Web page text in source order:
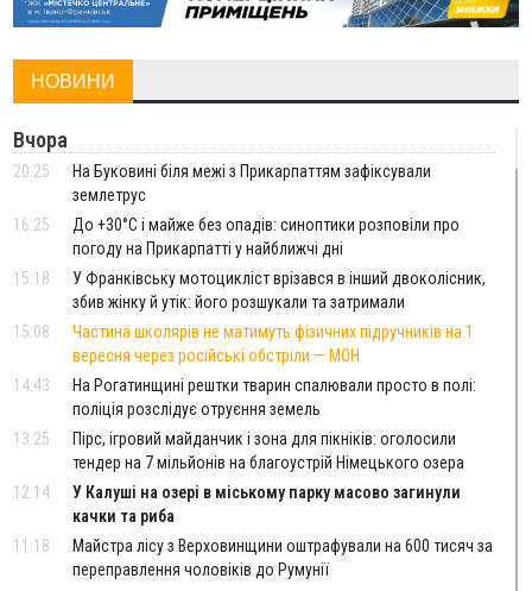
НОВИНИ
Вчора
20:25
На Буковині біля межі з Прикарпаттям зафіксували
землетрус
16:25
До +30°C і майже без опадів: синоптики розповіли про
погоду на Прикарпатті у найближчі дні
15:18
У Франківську мотоцикліст врізався в інший двоколісник,
збив жінку й утік: його розшукали та затримали
15:08
Частина школярів не матимуть фізичних підручників на 1
вересня через російські обстріли — МОН
14:43
На Рогатинщині рештки тварин спалювали просто в полі:
поліція розслідує отруєння земель
13:25
Пірс, ігровий майданчик і зона для пікніків: оголосили
тендер на 7 мільйонів на благоустрій Німецького озера
12:14
У Калуші на озері в міському парку масово загинули
качки та риба
11:18
Майстра лісу з Верховинщини оштрафували на 600 тисяч за
переправлення чоловіків до Румунії